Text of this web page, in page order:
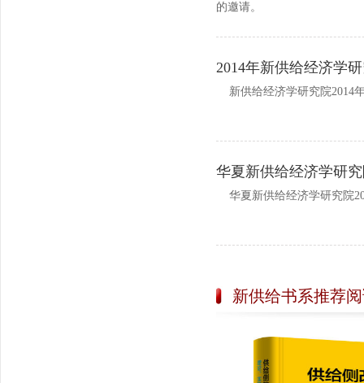
的邀请。
2014年新供给经济学
新供给经济学研究院2014
华夏新供给经济学研
华夏新供给经济学研究院
新供给书系推荐